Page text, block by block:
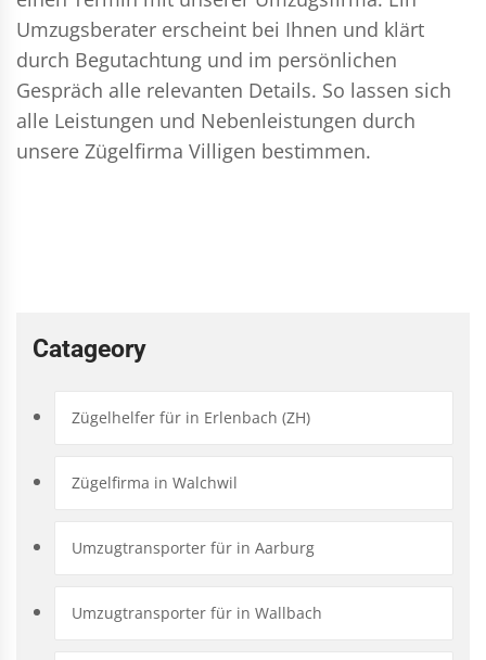
Umzugsberater erscheint bei Ihnen und klärt
durch Begutachtung und im persönlichen
Gespräch alle relevanten Details. So lassen sich
alle Leistungen und Nebenleistungen durch
unsere Zügelfirma Villigen bestimmen.
Catageory
Zügelhelfer für in Erlenbach (ZH)
Zügelfirma in Walchwil
Umzugtransporter für in Aarburg
Umzugtransporter für in Wallbach